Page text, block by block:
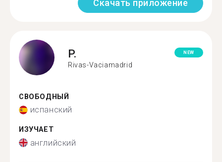
Скачать приложение
P.
Rivas-Vaciamadrid
NEW
СВОБОДНЫЙ
испанский
ИЗУЧАЕТ
английский